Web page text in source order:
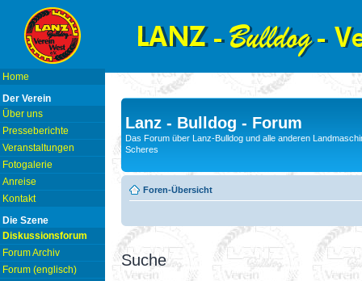
Home
Der Verein
Über uns
Presseberichte
Veranstaltungen
Fotogalerie
Anreise
Kontakt
Die Szene
Diskussionsforum
Forum Archiv
Forum (englisch)
Lanz - Bulldog - Forum
Das Forum über Lanz-Bulldog und alle anderen
Scheres
Foren-Übersicht
Suche